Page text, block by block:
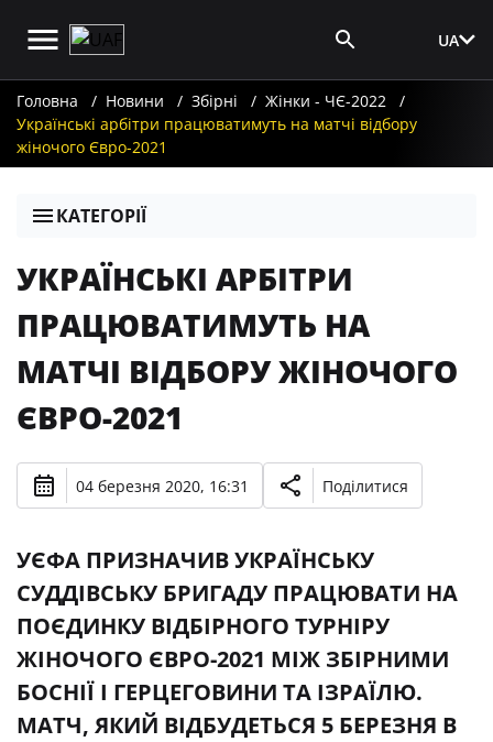
UA
Головна Новини Збірні
Жінки - ЧЄ-2022
Українські арбітри працюватимуть на матчі відбору
жіночого Євро-2021
КАТЕГОРІЇ
УКРАЇНСЬКІ АРБІТРИ
ПРАЦЮВАТИМУТЬ НА
МАТЧІ ВІДБОРУ ЖІНОЧОГО
ЄВРО-2021
04 березня 2020, 16:31 Поділитися
УЄФА ПРИЗНАЧИВ УКРАЇНСЬКУ
СУДДІВСЬКУ БРИГАДУ ПРАЦЮВАТИ НА
ПОЄДИНКУ ВІДБІРНОГО ТУРНІРУ
ЖІНОЧОГО ЄВРО-2021 МІЖ ЗБІРНИМИ
БОСНІЇ І ГЕРЦЕГОВИНИ ТА ІЗРАЇЛЮ.
МАТЧ, ЯКИЙ ВІДБУДЕТЬСЯ 5 БЕРЕЗНЯ В